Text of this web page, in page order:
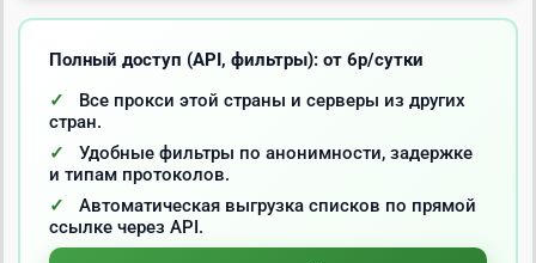
Полный доступ (API, фильтры): от 6р/сутки
Все прокси этой страны и серверы из других
стран.
Удобные фильтры по анонимности, задержке
и типам протоколов.
Автоматическая выгрузка списков по прямой
ссылке через API.